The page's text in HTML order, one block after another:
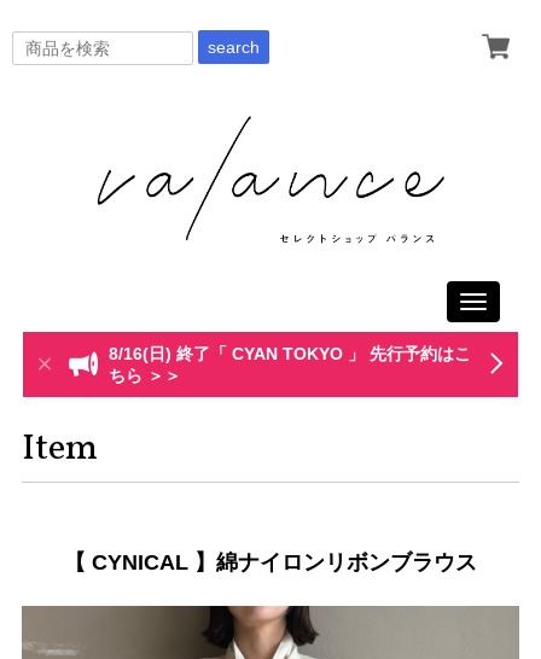
search
Toggle
8/16(日) 終了「 CYAN TOKYO 」 先行予約はこ
ちら ＞＞
Item
【 CYNICAL 】綿ナイロンリボンブラウス